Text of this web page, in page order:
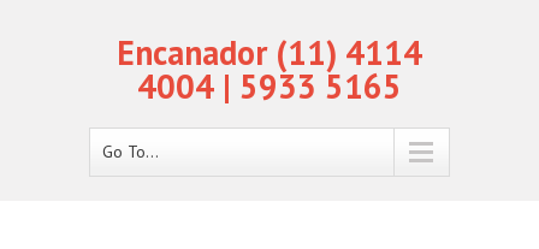
Encanador (11) 4114
4004 | 5933 5165
Go To...